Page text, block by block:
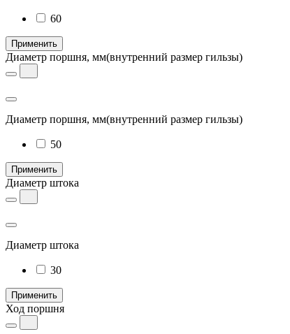
60
Применить
Диаметр поршня, мм(внутренний размер гильзы)
Диаметр поршня, мм(внутренний размер гильзы)
50
Применить
Диаметр штока
Диаметр штока
30
Применить
Ход поршня